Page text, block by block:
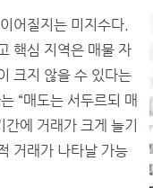
어질지는 미지수다.
핵심 지역은 매물 자
크지 않을 수 있다는
“매도는 서두르되 매
에 거래가 크게 늘기
거래가 나타날 가능